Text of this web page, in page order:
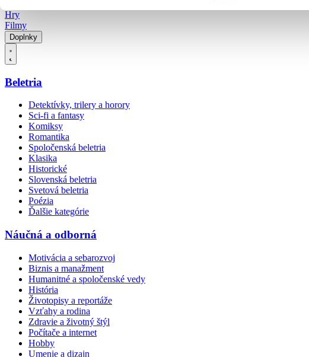
Hry
Filmy
Doplnky
Beletria
Detektívky, trilery a horory
Sci-fi a fantasy
Komiksy
Romantika
Spoločenská beletria
Klasika
Historické
Slovenská beletria
Svetová beletria
Poézia
Ďalšie kategórie
Náučná a odborná
Motivácia a sebarozvoj
Biznis a manažment
Humanitné a spoločenské vedy
História
Životopisy a reportáže
Vzťahy a rodina
Zdravie a životný štýl
Počítače a internet
Hobby
Umenie a dizajn